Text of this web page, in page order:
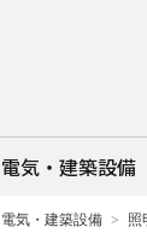
電気・建築設備
電気・建築設備 照